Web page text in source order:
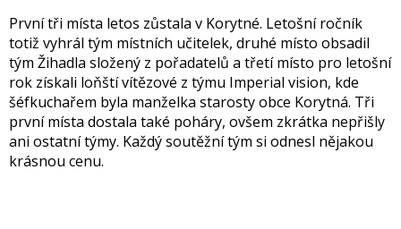
První tři místa letos zůstala v Korytné. Letošní ročník
totiž vyhrál tým místních učitelek, druhé místo obsadil
tým Žihadla složený z pořadatelů a třetí místo pro letošní
rok získali loňští vítězové z týmu Imperial vision, kde
šéfkuchařem byla manželka starosty obce Korytná. Tři
první místa dostala také poháry, ovšem zkrátka nepřišly
ani ostatní týmy. Každý soutěžní tým si odnesl nějakou
krásnou cenu.